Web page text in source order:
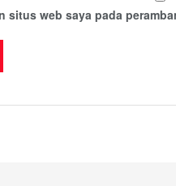
situs web saya pada